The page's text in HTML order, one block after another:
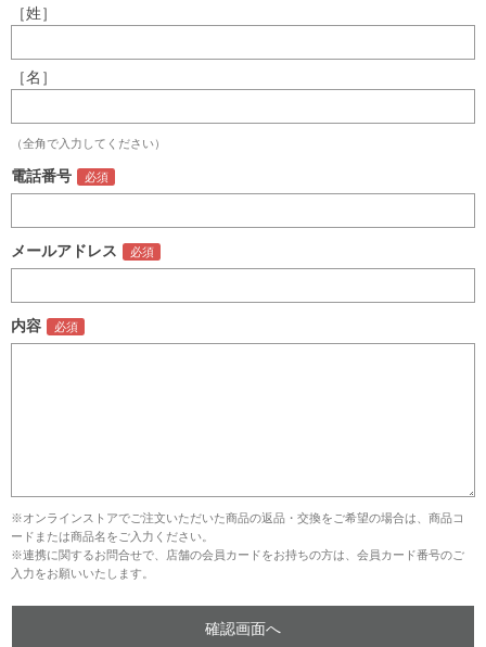
［姓］
［名］
（全角で入力してください）
電話番号
メールアドレス
内容
※オンラインストアでご注文いただいた商品の返品・交換をご希望の場合は、商品コ
ードまたは商品名をご入力ください。
※連携に関するお問合せで、店舗の会員カードをお持ちの方は、会員カード番号のご
入力をお願いいたします。